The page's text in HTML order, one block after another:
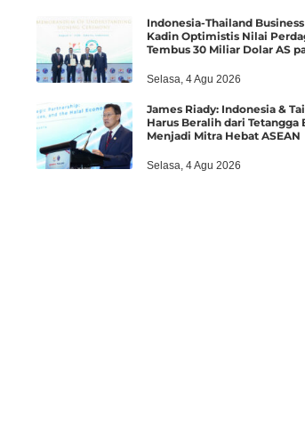
Indonesia-Thailand
Kadin Optimistis Nilai
Tembus 30 Miliar Dolar AS
Selasa, 4 Agu 2026
James Riady: Indonesia &
Harus Beralih dari Tetangga
Menjadi Mitra Hebat ASEAN
Selasa, 4 Agu 2026